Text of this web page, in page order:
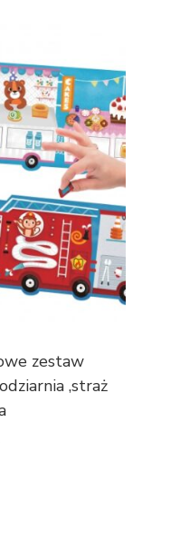
zestaw
,straż